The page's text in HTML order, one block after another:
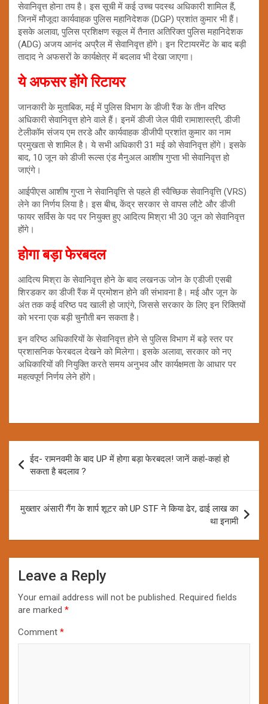
सेवानिवृत्त होना तय है। इस सूची में कई उच्च पदस्थ अधिकारी शामिल हैं,
जिनमें मौजूदा कार्यवाहक पुलिस महानिदेशक (DGP) प्रशांत कुमार भी हैं।
इसके अलावा, पुलिस प्रशिक्षण स्कूल में तैनात अतिरिक्त पुलिस महानिदेशक
(ADG) अजय आनंद अप्रैल में सेवानिवृत्त होंगे। इन रिटायरमेंट के बाद बड़ी
तादाद ने अफसरों के कार्यक्षेत्र में बदलाव भी देखा जाएगा।
ये अफसर होंगे रिटायर
जानकारी के मुताबिक, मई में पुलिस विभाग के डीजी रैंक के तीन वरिष्ठ
अधिकारी सेवानिवृत्त होने वाले हैं। इनमें डीजी जेल पीवी रामाशास्त्री, डीजी
टेलीकॉम संजय एम तरडे और कार्यवाहक डीजीपी प्रशांत कुमार का नाम
प्रमुखता से शामिल है। ये सभी अधिकारी 31 मई को सेवानिवृत्त होंगे। इसके
बाद, 10 जून को डीजी रूल्स एंड मैनुअल आशीष गुप्ता भी सेवानिवृत्त हो
जाएंगे।
आईपीएस आशीष गुप्ता ने सेवानिवृत्ति से पहले ही स्वैच्छिक सेवानिवृत्ति (VRS)
लेने का निर्णय लिया है। इस बीच, केंद्र सरकार से वापस लौटे और डीजी
फायर सर्विस के पद पर नियुक्त हुए आदित्य मिश्रा भी 30 जून को सेवानिवृत्त
होंगे।
होगा बड़ा फेरबदल
आदित्य मिश्रा के सेवानिवृत्त होने के बाद लखनऊ जोन के एडीजी एसबी
शिरडकर का डीजी रैंक में प्रमोशन होने की संभावना है। मई और जून के
अंत तक कई वरिष्ठ पद खाली हो जाएंगे, जिससे सरकार के लिए इन रिक्तियों
को भरना एक बड़ी चुनौती बन सकता है।
इन वरिष्ठ अधिकारियों के सेवानिवृत्त होने से पुलिस विभाग में बड़े स्तर पर
प्रशासनिक फेरबदल देखने को मिलेगा। इसके अलावा, सरकार को नए
अधिकारियों की नियुक्ति करते समय अनुभव और कार्यक्षमता के आधार पर
महत्वपूर्ण निर्णय लेने होंगे।
Post
navigation
ईद- रामनवमी के बाद UP में होगा बड़ा फेरबदल! जानें कहां-कहां हो
सकता है बदलाव ?
मुख्तार अंसारी गैंग के शार्प शूटर को UP STF ने किया ढेर, ढाई लाख का
था इनामी
Leave a Reply
Your email address will not be published. Required fields
are marked *
Comment *